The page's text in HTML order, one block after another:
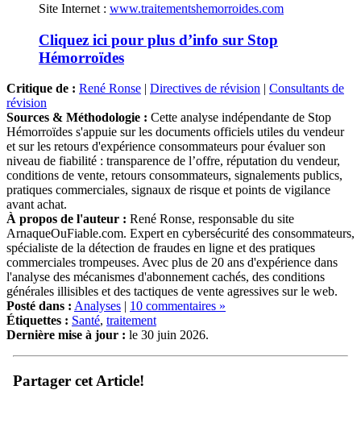
Site Internet : www.traitementshemorroides.com
Cliquez ici pour plus d’info sur Stop
Hémorroïdes
Critique de : René Ronse | Directives de révision | Consultants de
révision
Sources & Méthodologie : Cette analyse indépendante de Stop
Hémorroïdes s'appuie sur les documents officiels utiles du vendeur
et sur les retours d'expérience consommateurs pour évaluer son
niveau de fiabilité : transparence de l’offre, réputation du vendeur,
conditions de vente, retours consommateurs, signalements publics,
pratiques commerciales, signaux de risque et points de vigilance
avant achat.
À propos de l'auteur : René Ronse, responsable du site
ArnaqueOuFiable.com. Expert en cybersécurité des consommateurs,
spécialiste de la détection de fraudes en ligne et des pratiques
commerciales trompeuses. Avec plus de 20 ans d'expérience dans
l'analyse des mécanismes d'abonnement cachés, des conditions
générales illisibles et des tactiques de vente agressives sur le web.
Posté dans : Analyses | 10 commentaires »
Étiquettes : Santé, traitement
Dernière mise à jour : le 30 juin 2026.
Partager cet Article!